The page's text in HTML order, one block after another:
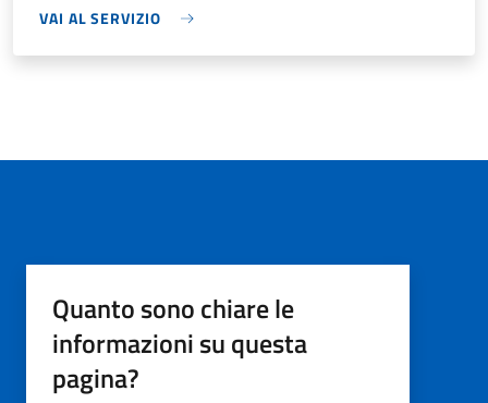
VAI AL SERVIZIO
Quanto sono chiare le
informazioni su questa
pagina?